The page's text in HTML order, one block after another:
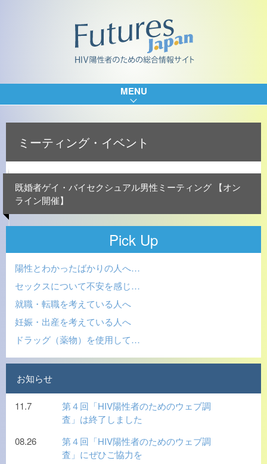
MENU
ミーティング・イベント
既婚者ゲイ・バイセクシュアル男性ミーティング 【オン
ライン開催】
Pick Up
陽性とわかったばかりの人へ…
セックスについて不安を感じ…
就職・転職を考えている人へ
妊娠・出産を考えている人へ
ドラッグ（薬物）を使用して…
お知らせ
11.7
第４回「HIV陽性者のためのウェブ調
査」は終了しました
08.26
第４回「HIV陽性者のためのウェブ調
査」にぜひご協力を